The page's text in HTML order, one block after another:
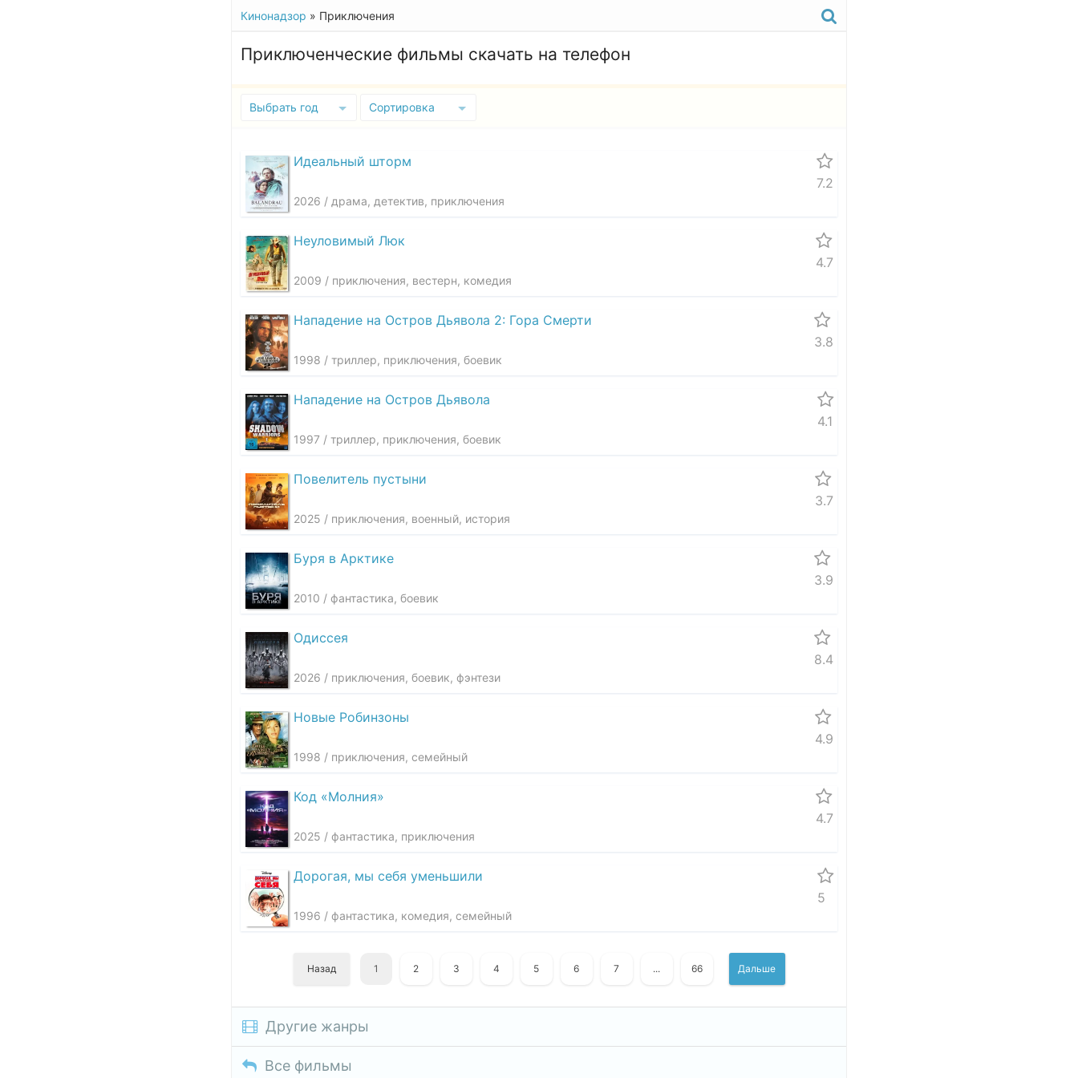
Кинонадзор » Приключения
Приключенческие фильмы скачать на телефон
Выбрать год Сортировка
Идеальный шторм
7.2
2026 / драма, детектив, приключения
Неуловимый Люк
4.7
2009 / приключения, вестерн, комедия
Нападение на Остров Дьявола 2: Гора Смерти
3.8
1998 / триллер, приключения, боевик
Нападение на Остров Дьявола
4.1
1997 / триллер, приключения, боевик
Повелитель пустыни
3.7
2025 / приключения, военный, история
Буря в Арктике
3.9
2010 / фантастика, боевик
Одиссея
8.4
2026 / приключения, боевик, фэнтези
Новые Робинзоны
4.9
1998 / приключения, семейный
Код «Молния»
4.7
2025 / фантастика, приключения
Дорогая, мы себя уменьшили
5
1996 / фантастика, комедия, семейный
Назад 1 2 3 4 5 6 7 ... 66 Дальше
Другие жанры
Все фильмы